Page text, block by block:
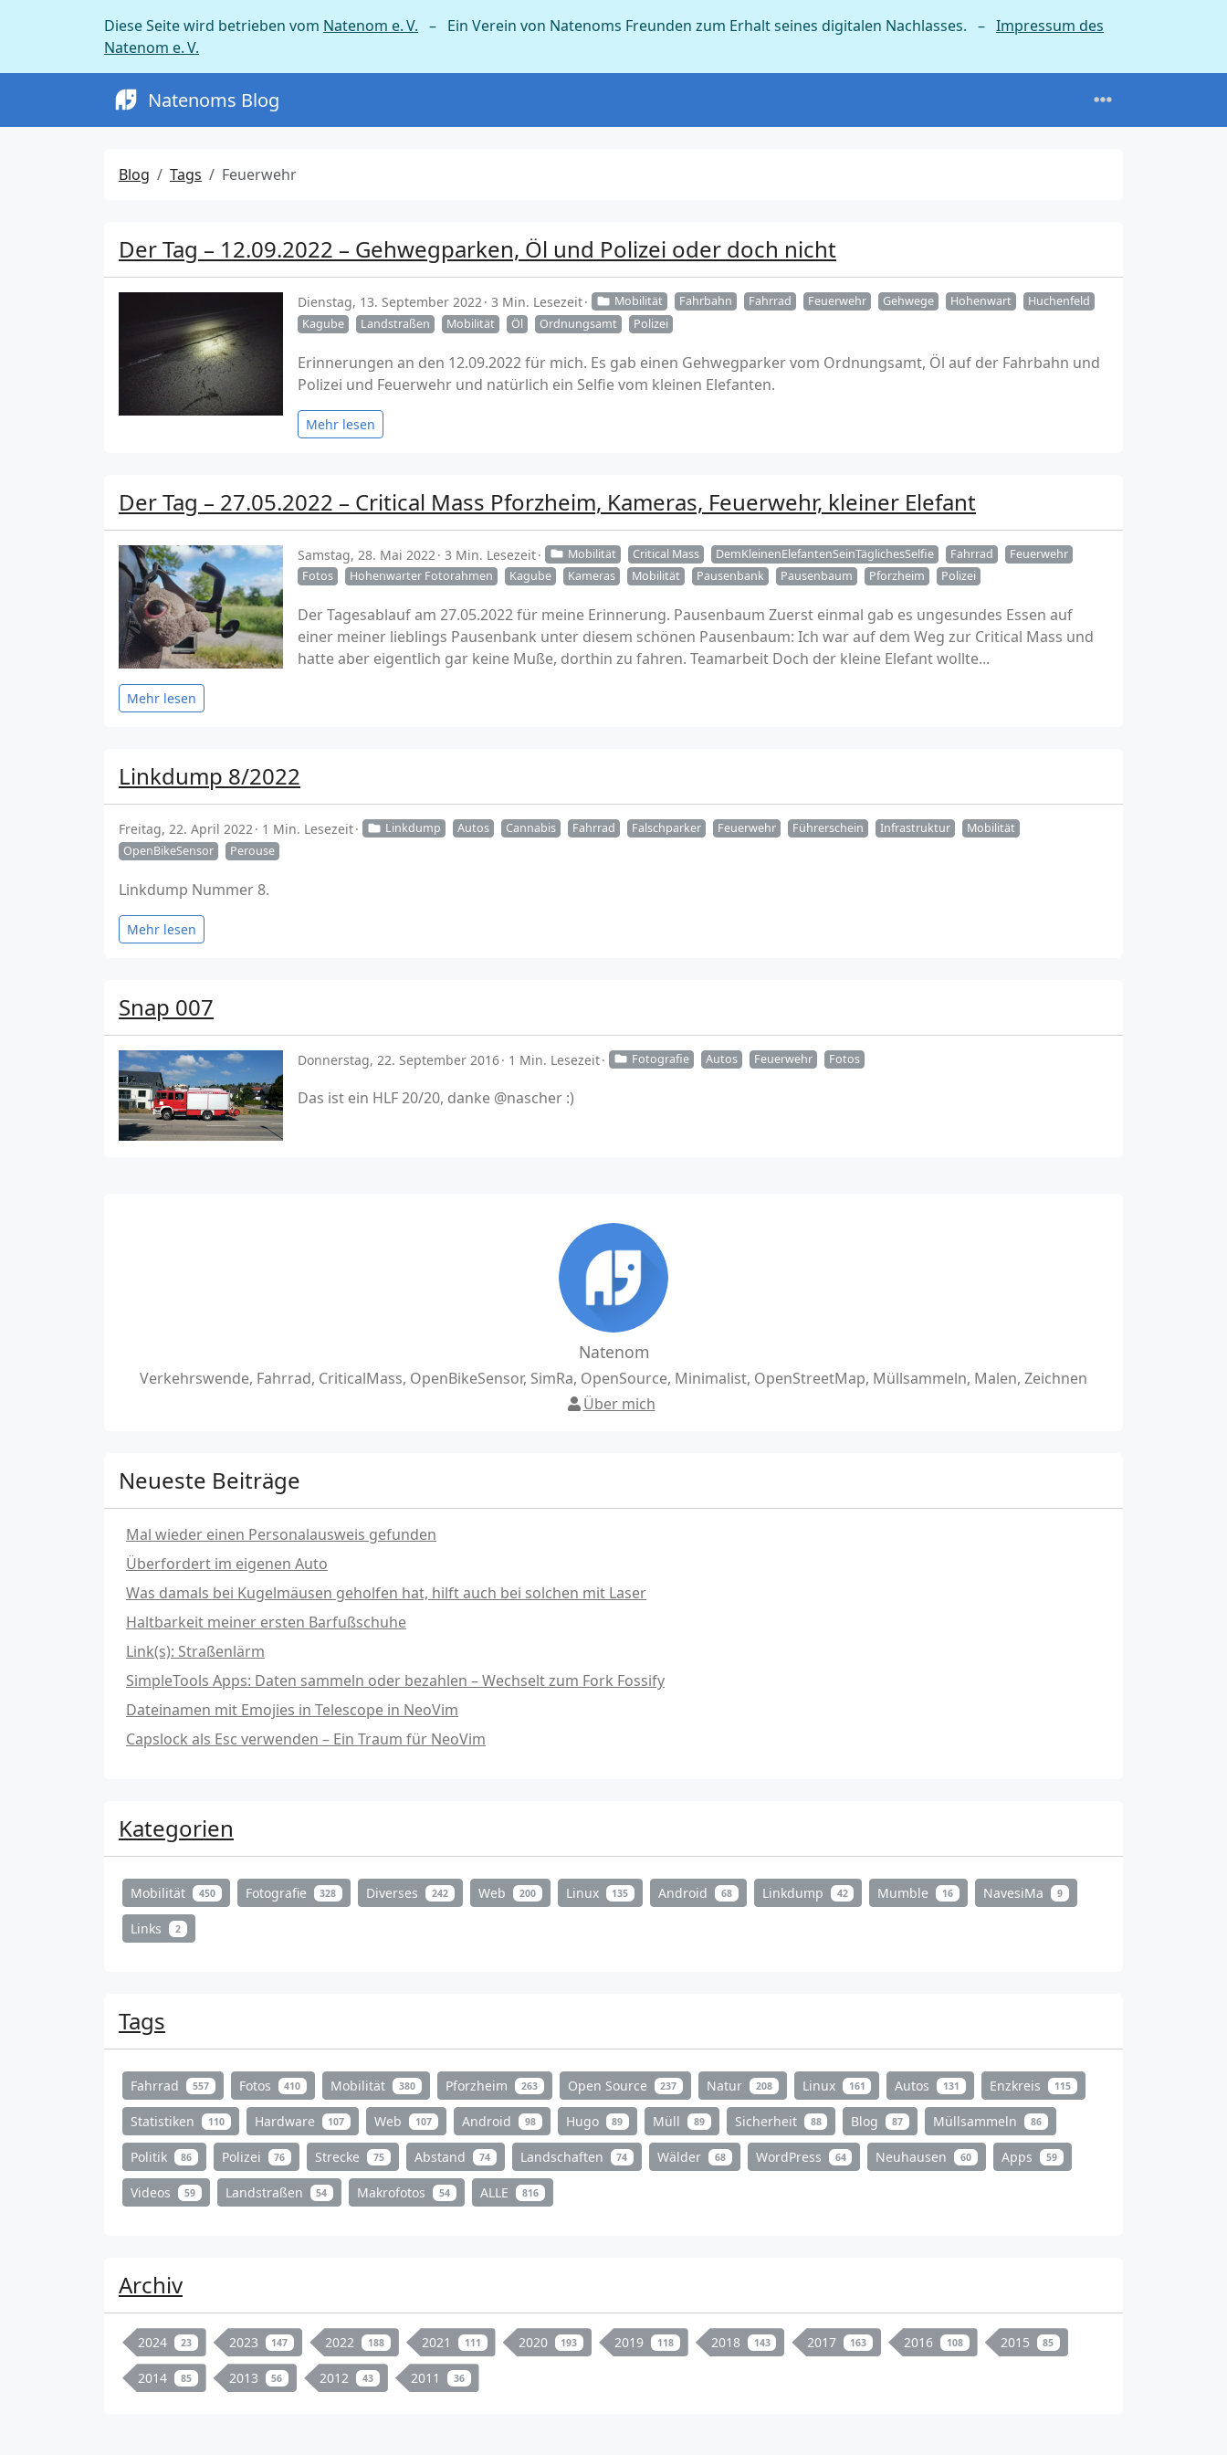
Diese Seite wird betrieben vom Natenom e. V. – Ein Verein von Natenoms Freunden zum Erhalt seines digitalen Nachlasses. – Impressum des
Natenom e. V.
Natenoms Blog
Blog Tags Feuerwehr
Der Tag – 12.09.2022 – Gehwegparken, Öl und Polizei oder doch nicht
Dienstag, 13. September 2022 3 Min. Lesezeit Mobilität Fahrbahn Fahrrad Feuerwehr Gehwege Hohenwart
Huchenfeld
Kagube
Landstraßen Mobilität Öl Ordnungsamt Polizei
Erinnerungen an den 12.09.2022 für mich. Es gab einen Gehwegparker vom Ordnungsamt, Öl auf der Fahrbahn und
Polizei und Feuerwehr und natürlich ein Selfie vom kleinen Elefanten.
Mehr lesen
Der Tag – 27.05.2022 – Critical Mass Pforzheim, Kameras, Feuerwehr, kleiner Elefant
Samstag, 28. Mai 2022 3 Min. Lesezeit Mobilität Critical Mass DemKleinenElefantenSeinTäglichesSelfie Fahrrad
Feuerwehr
Fotos
Hohenwarter Fotorahmen Kagube Kameras Mobilität Pausenbank Pausenbaum Pforzheim Polizei
Der Tagesablauf am 27.05.2022 für meine Erinnerung. Pausenbaum Zuerst einmal gab es ungesundes Essen auf
einer meiner lieblings Pausenbank unter diesem schönen Pausenbaum: Ich war auf dem Weg zur Critical Mass und
hatte aber eigentlich gar keine Muße, dorthin zu fahren. Teamarbeit Doch der kleine Elefant wollte...
Mehr lesen
Linkdump 8/2022
Freitag, 22. April 2022 1 Min. Lesezeit Linkdump Autos Cannabis Fahrrad Falschparker Feuerwehr Führerschein Infrastruktur
Mobilität
OpenBikeSensor
Perouse
Linkdump Nummer 8.
Mehr lesen
Snap 007
Donnerstag, 22. September 2016 1 Min. Lesezeit Fotografie Autos Feuerwehr Fotos
Das ist ein HLF 20/20, danke @nascher :)
Natenom
Verkehrswende, Fahrrad, CriticalMass, OpenBikeSensor, SimRa, OpenSource, Minimalist, OpenStreetMap, Müllsammeln, Malen, Zeichnen
Über mich
Neueste Beiträge
Mal wieder einen Personalausweis gefunden
Überfordert im eigenen Auto
Was damals bei Kugelmäusen geholfen hat, hilft auch bei solchen mit Laser
Haltbarkeit meiner ersten Barfußschuhe
Link(s): Straßenlärm
SimpleTools Apps: Daten sammeln oder bezahlen – Wechselt zum Fork Fossify
Dateinamen mit Emojies in Telescope in NeoVim
Capslock als Esc verwenden – Ein Traum für NeoVim
Kategorien
Mobilität 450 Fotografie 328 Diverses 242 Web 200 Linux 135 Android 68 Linkdump 42 Mumble 16 NavesiMa 9
Links 2
Tags
Fahrrad 557 Fotos 410 Mobilität 380 Pforzheim 263 Open Source 237 Natur 208 Linux 161 Autos 131 Enzkreis 115
Statistiken 110 Hardware 107 Web 107 Android 98 Hugo 89 Müll 89 Sicherheit 88 Blog 87 Müllsammeln 86
Politik 86 Polizei 76 Strecke 75 Abstand 74 Landschaften 74 Wälder 68 WordPress 64 Neuhausen 60 Apps 59
Videos 59 Landstraßen 54 Makrofotos 54 ALLE 816
Archiv
2024 23 2023 147 2022 188 2021 111 2020 193 2019 118 2018 143 2017 163 2016 108 2015 85
2014 85 2013 56 2012 43 2011 36